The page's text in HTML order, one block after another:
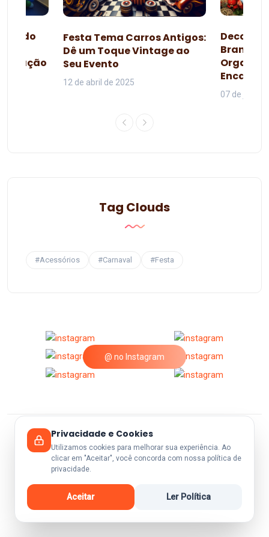
do
Festa Tema Carros Antigos:
Dê um Toque Vintage ao
Seu Evento
12 de abril de 2025
Branca
07 de junho
Tag Clouds
#Acessórios #Carnaval #Festa
@ no Instagram
© 2026 A25Festas.
Voltar ao Topo
Privacidade e Cookies
Utilizamos cookies para melhorar sua experiência. Ao
clicar em "Aceitar", você concorda com nossa política de
privacidade.
Aceitar Ler Política